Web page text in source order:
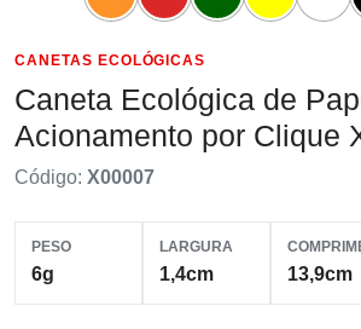
CANETAS ECOLÓGICAS
Caneta Ecológica de
Acionamento por Clique
Código: X00007
PESO
6g
LARGURA
1,4cm 13,9cm